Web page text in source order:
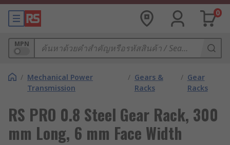
0
MPN
/ Mechanical Power
Transmission
/ Gears &
Racks
/ Gear
Racks
RS PRO 0.8 Steel Gear Rack, 300
mm Long, 6 mm Face Width